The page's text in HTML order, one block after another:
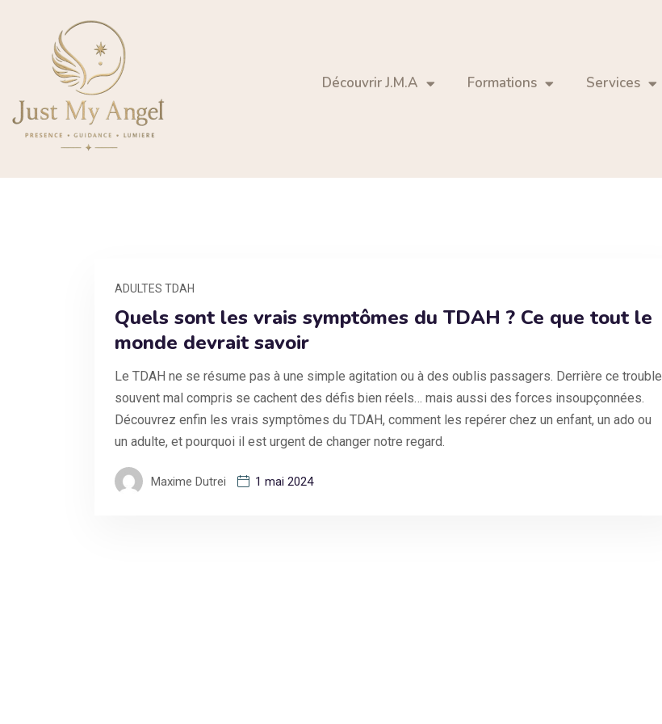
Découvrir J.M.A Formations Services
ADULTES TDAH
Quels sont les vrais symptômes du TDAH ? Ce que tout le
monde devrait savoir
Le TDAH ne se résume pas à une simple agitation ou à des oublis passagers. Derrière ce trouble
souvent mal compris se cachent des défis bien réels… mais aussi des forces insoupçonnées.
Découvrez enfin les vrais symptômes du TDAH, comment les repérer chez un enfant, un ado ou
un adulte, et pourquoi il est urgent de changer notre regard.
Maxime Dutrei 1 mai 2024